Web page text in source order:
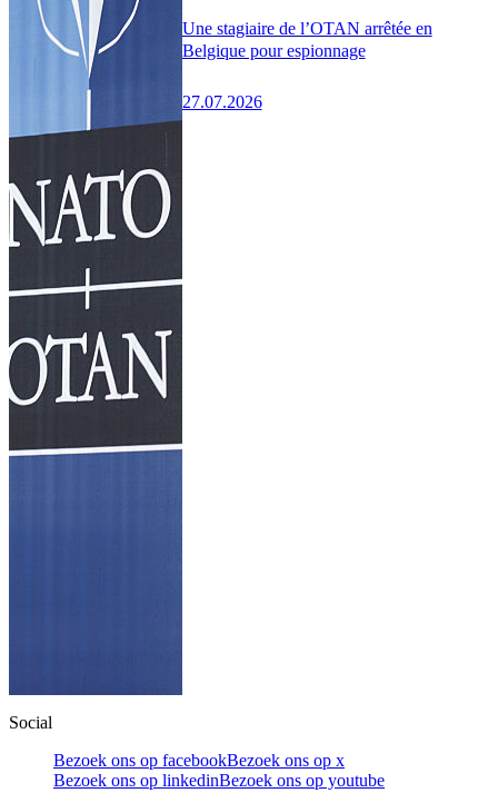
Une stagiaire de l’OTAN arrêtée en
Belgique pour espionnage
27.07.2026
Social
Bezoek ons op facebookBezoek ons op x
Bezoek ons op linkedinBezoek ons op youtube